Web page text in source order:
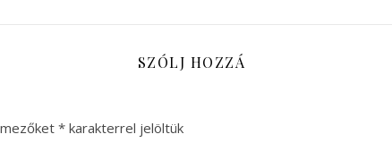
SZÓLJ HOZZÁ
* karakterrel jelöltük